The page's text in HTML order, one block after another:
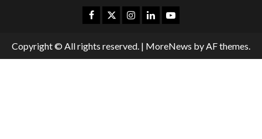
Copyright © All rights reserved. | MoreNews by AF themes.